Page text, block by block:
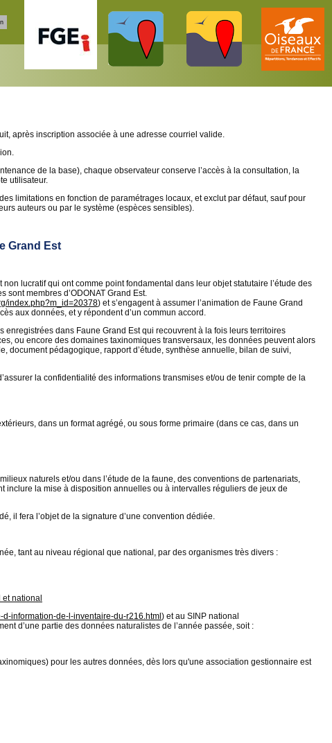
après inscription associée à une adresse courriel valide.
de la base), chaque observateur conserve l’accès à la consultation, la
utilisateur.
limitations en fonction de paramétrages locaux, et exclut par défaut, sauf pour
auteurs ou par le système (espèces sensibles).
Grand Est
lucratif qui ont comme point fondamental dans leur objet statutaire l’étude des
membres d’ODONAT Grand Est.
index.php?m_id=20378) et s’engagent à assumer l’animation de Faune Grand
aux données, et y répondent d’un commun accord.
dans Faune Grand Est qui recouvrent à la fois leurs territoires
ou encore des domaines taxinomiques transversaux, les données peuvent alors
document pédagogique, rapport d’étude, synthèse annuelle, bilan de suivi,
la confidentialité des informations transmises et/ou de tenir compte de la
dans un format agrégé, ou sous forme primaire (dans ce cas, dans un
naturels et/ou dans l’étude de la faune, des conventions de partenariats,
la mise à disposition annuelles ou à intervalles réguliers de jeux de
il fera l’objet de la signature d’une convention dédiée.
tant au niveau régional que national, par des organismes très divers :
national
information-de-l-inventaire-du-r216.html ) et au SINP national
d’une partie des données naturalistes de l’année passée, soit :
pour les autres données, dès lors qu'une association gestionnaire est